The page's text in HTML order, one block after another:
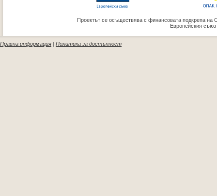
Проектът се осъществява с финансовата подкрепа на
Европейския
Правна информация | Политика за достъпност